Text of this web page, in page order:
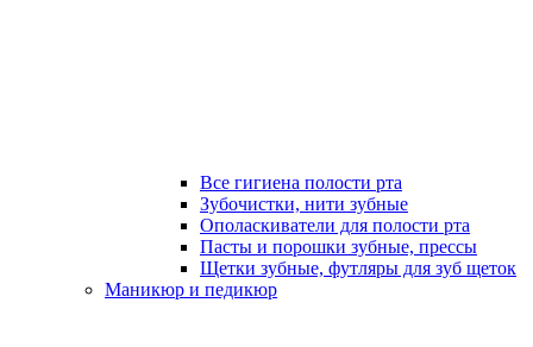
Все гигиена полости рта
Зубочистки, нити зубные
Ополаскиватели для полости рта
Пасты и порошки зубные, прессы
Щетки зубные, футляры для зуб щеток
Маникюр и педикюр